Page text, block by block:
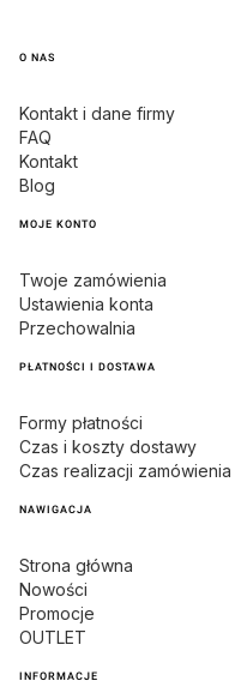
Linki w stopce
O NAS
Kontakt i dane firmy
FAQ
Kontakt
Blog
MOJE KONTO
Twoje zamówienia
Ustawienia konta
Przechowalnia
PŁATNOŚCI I DOSTAWA
Formy płatności
Czas i koszty dostawy
Czas realizacji zamówienia
NAWIGACJA
Strona główna
Nowości
Promocje
OUTLET
INFORMACJE